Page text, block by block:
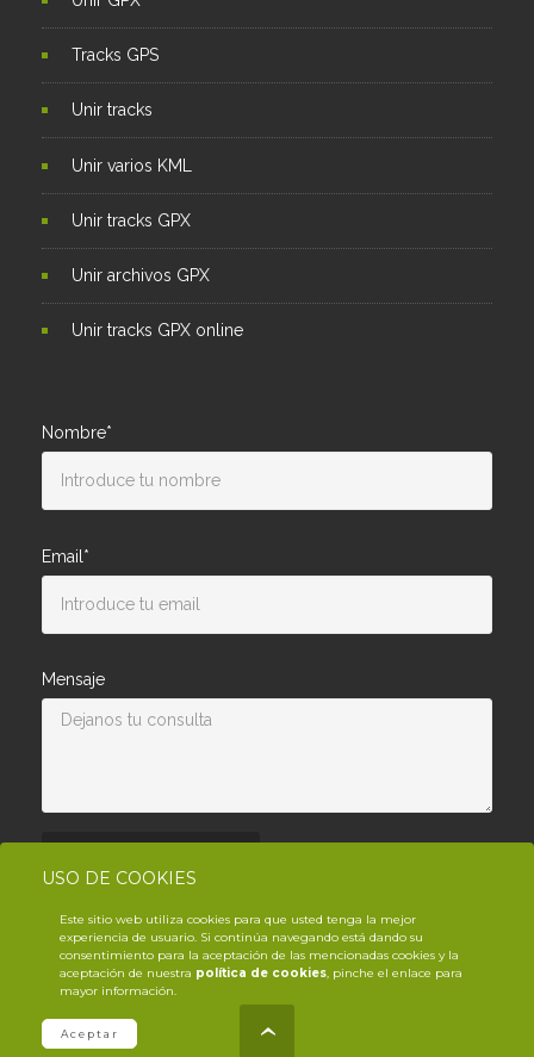
USO DE COOKIES
Este sitio web utiliza cookies para que usted tenga la mejor
experiencia de usuario. Si continúa navegando está dando su
consentimiento para la aceptación de las mencionadas cookies y la
aceptación de nuestra política de cookies, pinche el enlace para
mayor información.
Aceptar
Tracks GPS
Unir tracks
Unir varios KML
Unir tracks GPX
Unir archivos GPX
Unir tracks GPX online
Nombre*
Email*
Mensaje
© Copyright YouTrack